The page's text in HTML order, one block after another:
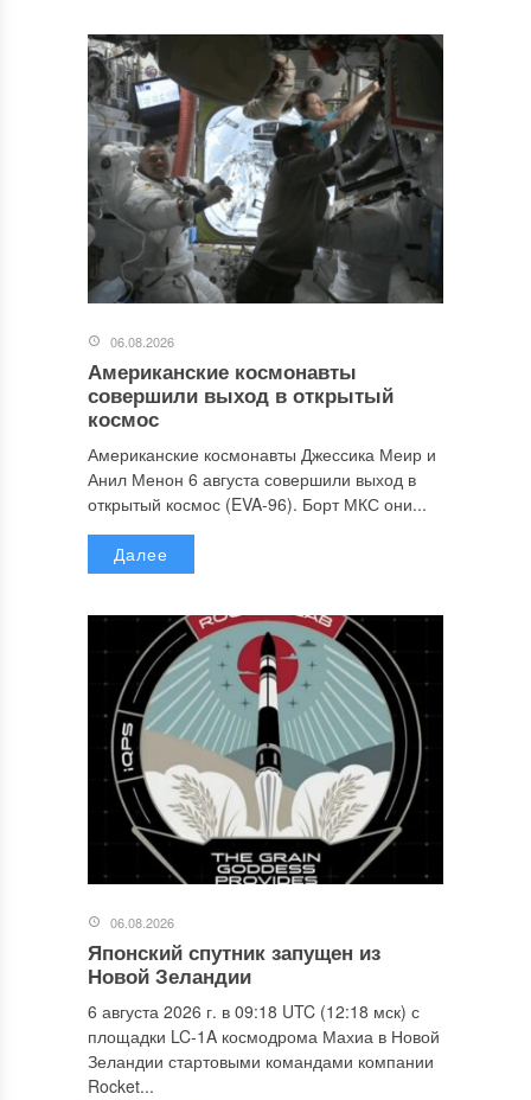
06.08.2026
Американские космонавты
совершили выход в открытый
космос
Американские космонавты Джессика Меир и
Анил Менон 6 августа совершили выход в
открытый космос (EVA-96). Борт МКС они...
Далее
06.08.2026
Японский спутник запущен из
Новой Зеландии
6 августа 2026 г. в 09:18 UTC (12:18 мск) с
площадки LC-1A космодрома Махиа в Новой
Зеландии стартовыми командами компании
Rocket...